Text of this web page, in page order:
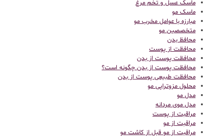
ماسک عسل و تخم مرغ
ماسک مو
مبارزه با عوامل مخرب مو
متخصصین مو
محافظ بدن
محافظت از پوست
محافظت پوست از بدن
محافظت پوست از بدن چگونه است؟
محافظت طبیعی پوست از بدن
محلول مزوتراپی مو
مدل مو
مدل موی مردانه
مراقبت از پوست
مراقبت از مو
مراقبت از مو قبل از کاشت مو